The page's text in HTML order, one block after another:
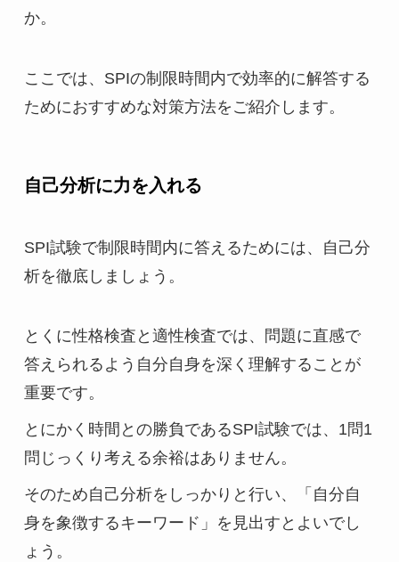
か。
ここでは、SPIの制限時間内で効率的に解答する
ためにおすすめな対策方法をご紹介します。
自己分析に力を入れる
SPI試験で制限時間内に答えるためには、自己分
析を徹底しましょう。
とくに性格検査と適性検査では、問題に直感で
答えられるよう自分自身を深く理解することが
重要です。
とにかく時間との勝負であるSPI試験では、1問1
問じっくり考える余裕はありません。
そのため自己分析をしっかりと行い、「自分自
身を象徴するキーワード」を見出すとよいでし
ょう。